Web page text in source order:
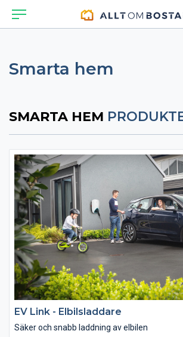
Smarta hem
SMARTA HEM
EV Link - Elbilsladdare
Säker och snabb laddning av elbilen